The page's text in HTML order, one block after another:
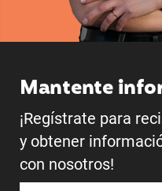
Mantente
¡Regístrate para
y obtener
con nosotros!